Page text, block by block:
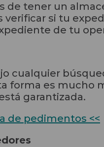
de tener un
verificar si tu
de tu
cualquier
forma es mucho
garantizada.
de pedimentos <<